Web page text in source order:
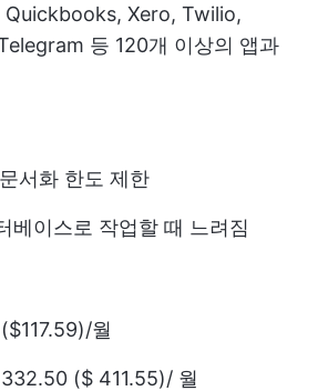
Quickbooks, Xero, Twilio,
등 120개 이상의 앱과
서화 한도 제한
베이스로 작업할 때 느려짐
월
($ 411.55)/ 월